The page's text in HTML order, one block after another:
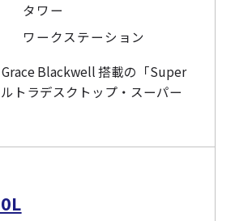
タワー
ワークステーション
Grace Blackwell 搭載の「Super
トラデスクトップ・スーパー